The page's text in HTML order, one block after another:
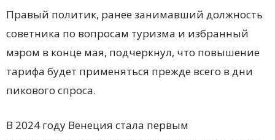
Правый политик, ранее занимавший должность
советника по вопросам туризма и избранный
мэром в конце мая, подчеркнул, что повышение
тарифа будет применяться прежде всего в дни
пикового спроса.
В 2024 году Венеция стала первым